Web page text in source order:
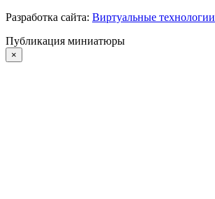
Разработка сайта: Виртуальные технологии
Публикация миниатюры
×